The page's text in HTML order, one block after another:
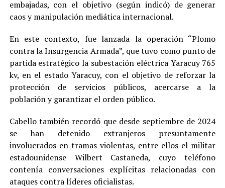
embajadas, con el objetivo (según indicó) de generar
caos y manipulación mediática internacional.
En este contexto, fue lanzada la operación “Plomo
contra la Insurgencia Armada”, que tuvo como punto de
partida estratégico la subestación eléctrica Yaracuy 765
kv, en el estado Yaracuy, con el objetivo de reforzar la
protección de servicios públicos, acercarse a la
población y garantizar el orden público.
Cabello también recordó que desde septiembre de 2024
se han detenido extranjeros presuntamente
involucrados en tramas violentas, entre ellos el militar
estadounidense Wilbert Castañeda, cuyo teléfono
contenía conversaciones explícitas relacionadas con
ataques contra líderes oficialistas.